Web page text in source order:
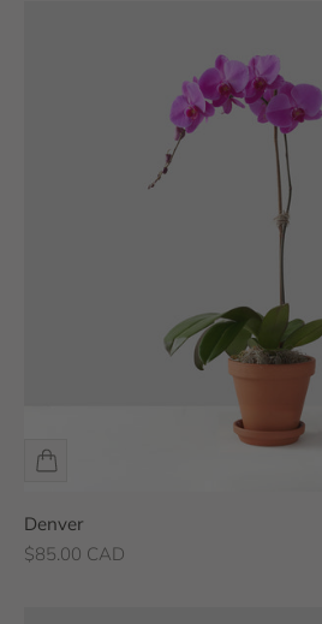
Denver
Prix de vente
$85.00 CAD